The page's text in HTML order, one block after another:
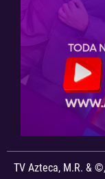
TV Azteca, M.R. &